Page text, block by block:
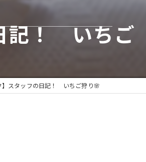
記！ いちご
】スタッフの日記！ いちご狩り🌸